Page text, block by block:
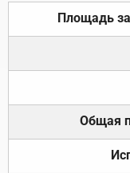
Площадь
Общая